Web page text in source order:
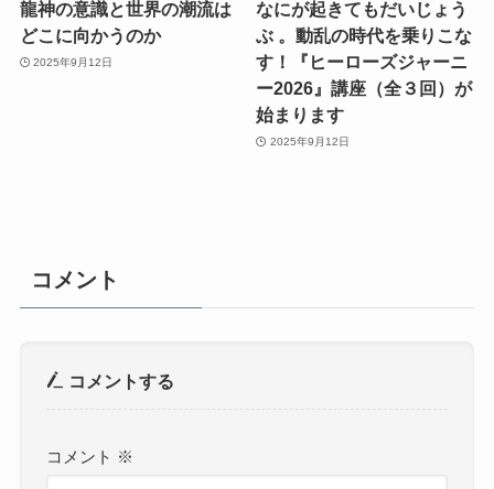
龍神の意識と世界の潮流は
どこに向かうのか
2025年9月12日
なにが起きてもだいじょう
ぶ 。動乱の時代を乗りこな
す！『ヒーローズジャーニ
ー2026』講座（全３回）が
始まります
2025年9月12日
コメント
コメントする
コメント ※